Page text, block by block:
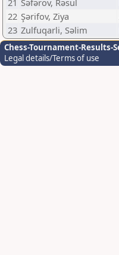
21 Səfərov, Rəsul
22 Şərifov, Ziya
23 Zulfuqarli, Səlim
Chess-Tournament-Results-
Legal details/Terms of use